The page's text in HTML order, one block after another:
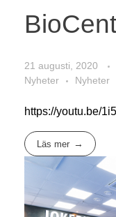
21 augusti, 2020
Nyheter
Nyheter
https://youtu.be/
Läs mer